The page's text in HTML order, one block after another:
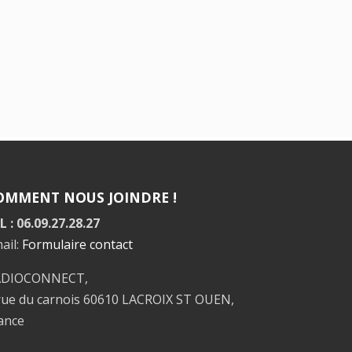
NOUS JOINDRE !
: 06.09.27.28.27
Formulaire contact
du carnois 60610 LACROIX ST OUEN,